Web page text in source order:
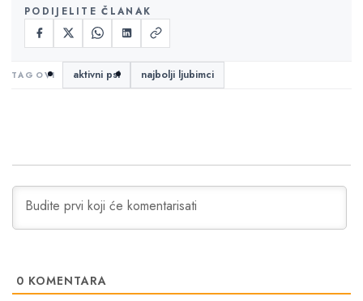
PODIJELITE ČLANAK
aktivni psi najbolji ljubimci
0 KOMENTARA